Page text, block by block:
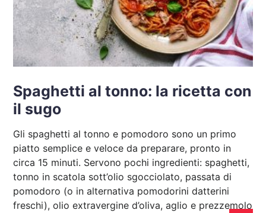
Spaghetti al tonno: la ricetta con
il sugo
Gli spaghetti al tonno e pomodoro sono un primo
piatto semplice e veloce da preparare, pronto in
circa 15 minuti. Servono pochi ingredienti: spaghetti,
tonno in scatola sott’olio sgocciolato, passata di
pomodoro (o in alternativa pomodorini datterini
freschi), olio extravergine d’oliva, aglio e prezzemolo